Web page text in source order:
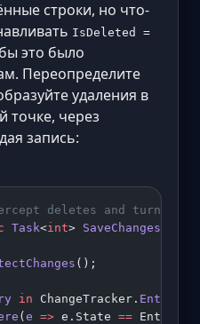
строки, но что-
IsDeleted =
это было
Переопределите
удаления в
точке, через
запись:
deletes and turn
Task<int> SaveChangesAsync
();
in ChangeTracker. Entries
(e => e.State ==